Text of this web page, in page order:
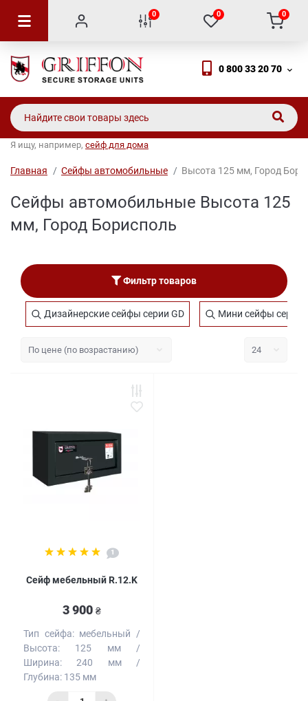
0 0 0
0 800 33 20 70
Я ищу, например, сейф для дома
Главная Сейфы автомобильные Высота 125 мм, Город
Сейфы автомобильные Высота 125
мм, Город Борисполь
Фильтр товаров
Дизайнерские сейфы серии GD Мини сейфы серии
1
Сейф мебельный R.12.K
3 900 ₴
Тип сейфа: мебельный
Высота:
125 мм
Ширина:
240 мм
Глубина: 135 мм